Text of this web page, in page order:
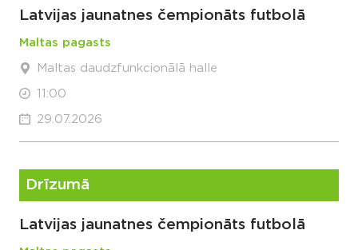
Latvijas jaunatnes čempionāts futbolā
Maltas pagasts
Maltas daudzfunkcionālā halle
11:00
29.07.2026
Drīzumā
Latvijas jaunatnes čempionāts futbolā